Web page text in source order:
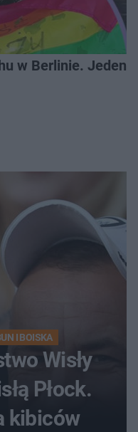
w Berlinie. Jeden
I BOISKA
Wisły
Płock.
kibiców